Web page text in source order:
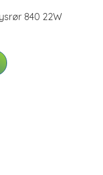
840 22W